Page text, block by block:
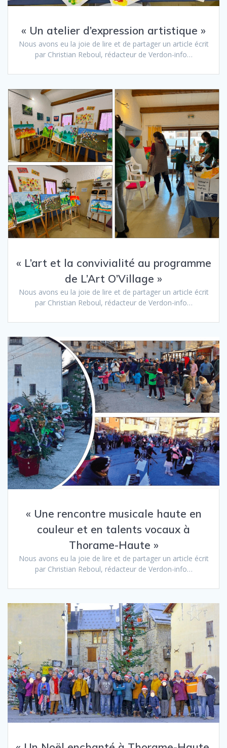
« Un atelier d’expression artistique »
Nous avons eu la joie de lire et de partager un article écrit
par Christian Reboul, rédacteur de Verdon-info…
« L’art et la convivialité au programme
de L’Art O’Village »
Nous avons eu la joie de lire et de partager un article écrit
par Christian Reboul, rédacteur de Verdon-info…
« Une rencontre musicale haute en
couleur et en talents vocaux à
Thorame-Haute »
Nous avons eu la joie de lire et de partager un article écrit
par Christian Reboul, rédacteur de Verdon-info…